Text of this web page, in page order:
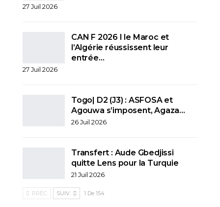
27 Juil 2026
CAN F 2026 I le Maroc et
l’Algérie réussissent leur
entrée…
27 Juil 2026
Togo| D2 (J3) : ASFOSA et
Agouwa s’imposent, Agaza…
26 Juil 2026
Transfert : Aude Gbedjissi
quitte Lens pour la Turquie
21 Juil 2026
PRÉC. SUIV. 1 De 154